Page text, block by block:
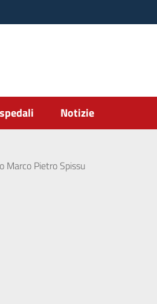
Notizie
Marco Pietro Spissu